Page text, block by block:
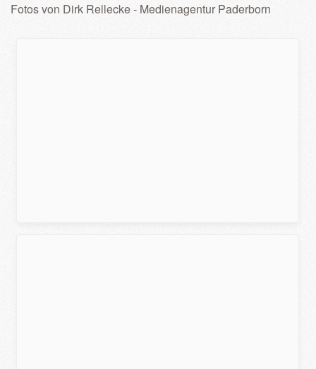
Fotos von Dirk Rellecke - Medienagentur Paderborn